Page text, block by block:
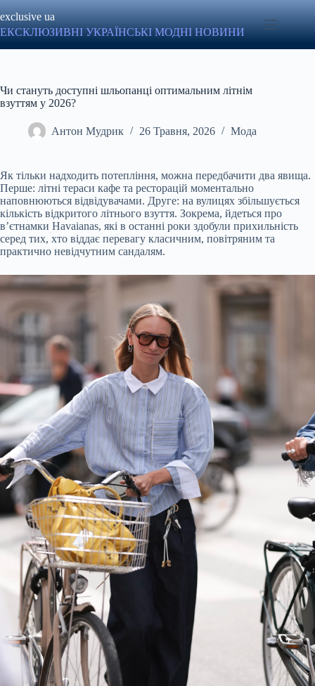
до
вмісту
exclusive ua
ЕКСКЛЮЗИВНІ УКРАЇНСЬКІ МОДНІ НОВИНИ
Чи стануть доступні шльопанці оптимальним літнім
взуттям у 2026?
Антон Мудрик 26 Травня, 2026 Мода
Як тільки надходить потепління, можна передбачити два явища.
Перше: літні тераси кафе та ресторацій моментально
наповнюються відвідувачами. Друге: на вулицях збільшується
кількість відкритого літнього взуття. Зокрема, йдеться про
вʼєтнамки Havaianas, які в останні роки здобули прихильність
серед тих, хто віддає перевагу класичним, повітряним та
практично невідчутним сандалям.